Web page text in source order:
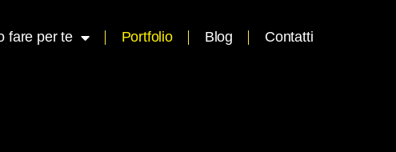
fare per te Portfolio Blog Contatti